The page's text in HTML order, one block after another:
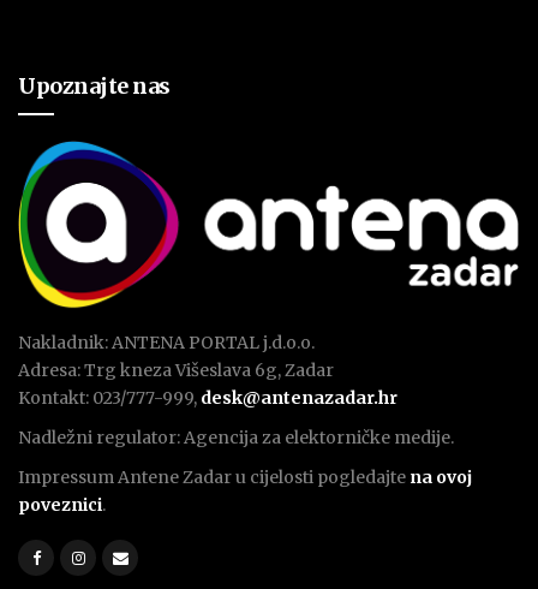
Upoznajte nas
Nakladnik: ANTENA PORTAL j.d.o.o.
Adresa: Trg kneza Višeslava 6g, Zadar
Kontakt: 023/777-999, desk@antenazadar.hr
Nadležni regulator: Agencija za elektorničke medije.
Impressum Antene Zadar u cijelosti pogledajte na ovoj
poveznici.